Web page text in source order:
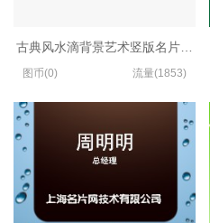
古典风水滴背景艺术竖版名片设计
图币(0) 流量(1853)